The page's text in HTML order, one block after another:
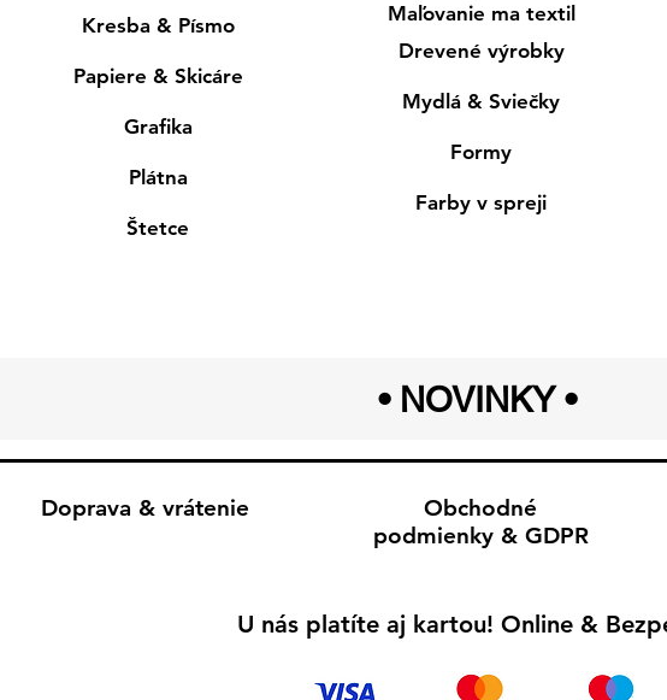
Kresba & Písmo
Papiere & Skicáre
Grafika
Plátna
Štetce
Maľovanie ma textil
Drevené výrobky
Mydlá & Sviečky
Formy
Farby v spreji
• NOVINKY •
Doprava & vrátenie
Obchodné
podmienky & GDPR
U nás platíte aj kartou! Online &